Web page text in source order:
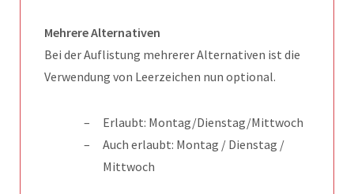
Mehrere Alternativen
Bei der Auflistung mehrerer Alternativen ist die
Verwendung von Leerzeichen nun optional.
Erlaubt: Montag/Dienstag/Mittwoch
Auch erlaubt: Montag / Dienstag /
Mittwoch